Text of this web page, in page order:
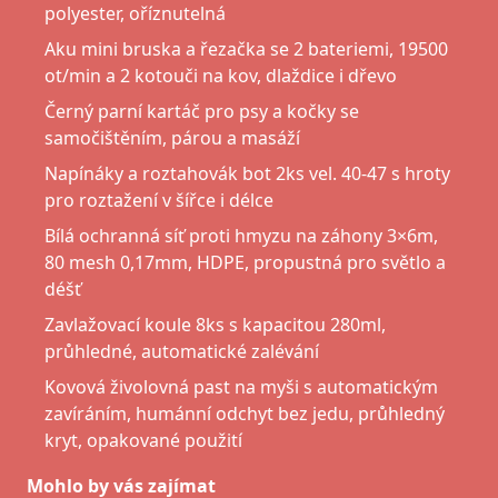
polyester, oříznutelná
Aku mini bruska a řezačka se 2 bateriemi, 19500
ot/min a 2 kotouči na kov, dlaždice i dřevo
Černý parní kartáč pro psy a kočky se
samočištěním, párou a masáží
Napínáky a roztahovák bot 2ks vel. 40-47 s hroty
pro roztažení v šířce i délce
Bílá ochranná síť proti hmyzu na záhony 3×6m,
80 mesh 0,17mm, HDPE, propustná pro světlo a
déšť
Zavlažovací koule 8ks s kapacitou 280ml,
průhledné, automatické zalévání
Kovová živolovná past na myši s automatickým
zavíráním, humánní odchyt bez jedu, průhledný
kryt, opakované použití
Mohlo by vás zajímat